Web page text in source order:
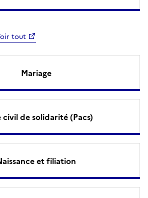
tout
Mariage
civil de solidarité (Pacs)
et filiation